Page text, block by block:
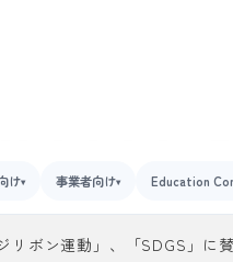
け▾ 事業者向け▾ Education
リボン運動」、「SDGS」に